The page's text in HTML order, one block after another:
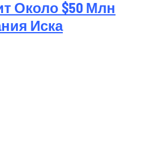
Около $50 Млн
Иска